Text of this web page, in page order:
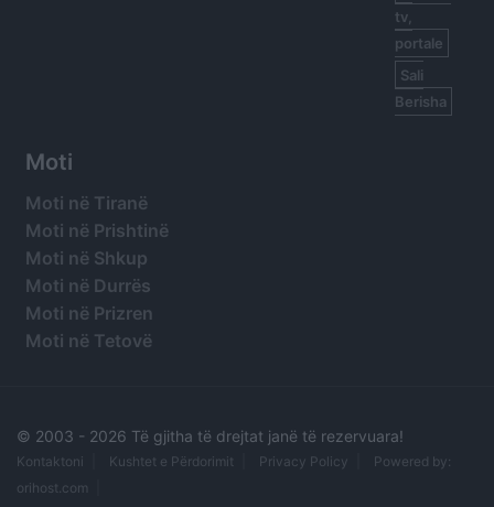
tv,
portale
Sali
Berisha
Moti
Moti në Tiranë
Moti në Prishtinë
Moti në Shkup
Moti në Durrës
Moti në Prizren
Moti në Tetovë
© 2003 - 2026 Të gjitha të drejtat janë të rezervuara!
Kontaktoni Kushtet e Përdorimit Privacy Policy
Powered by:
orihost.com